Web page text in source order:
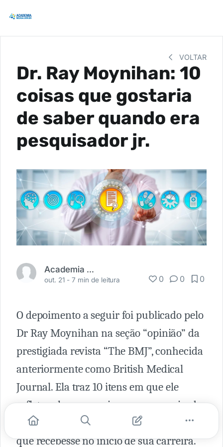
VOLTAR
Dr. Ray Moynihan: 10
coisas que gostaria
de saber quando era
pesquisador jr.
Academia Médica
out. 21 -7 min de leitura 0 0 0
O depoimento a seguir foi publicado pelo
Dr Ray Moynihan na seção “opinião” da
prestigiada revista “The BMJ”, conhecida
anteriormente como British Medical
Journal. Ela traz 10 itens em que ele
reflete sobre a carreira como pesquisador
e elenca os conselhos que ele gostaria
que recebesse no início de sua carreira.